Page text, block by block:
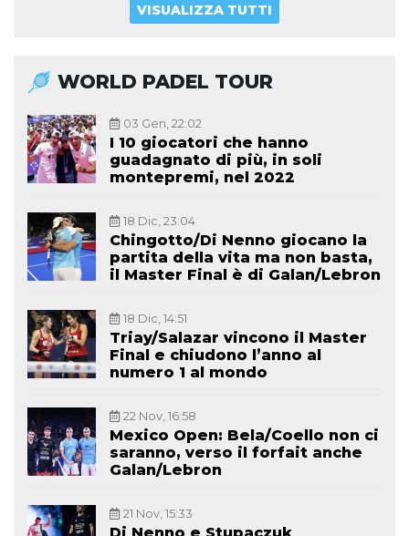
VISUALIZZA TUTTI
WORLD PADEL TOUR
03 Gen, 22:02
I 10 giocatori che hanno
guadagnato di più, in soli
montepremi, nel 2022
18 Dic, 23:04
Chingotto/Di Nenno giocano la
partita della vita ma non basta,
il Master Final è di Galan/Lebron
18 Dic, 14:51
Triay/Salazar vincono il Master
Final e chiudono l’anno al
numero 1 al mondo
22 Nov, 16:58
Mexico Open: Bela/Coello non ci
saranno, verso il forfait anche
Galan/Lebron
21 Nov, 15:33